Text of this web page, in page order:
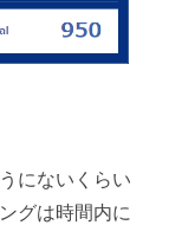
にないくらい
グは時間内に